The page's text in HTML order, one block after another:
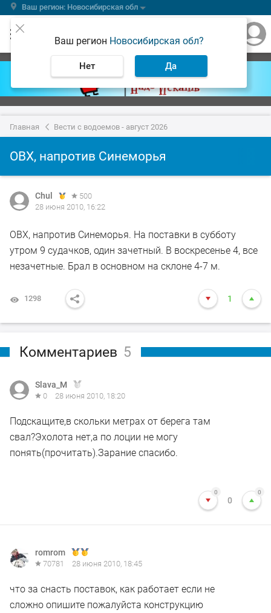
Ваш регион: Новосибирская обл
Ваш регион Новосибирская обл?
Нет Да
Главная Вести с водоемов - август 2026
ОВХ, напротив Синеморья
Chul
500
28 июня 2010, 16:22
ОВХ, напротив Синеморья. На поставки в субботу
утром 9 судачков, один зачетный. В воскресенье 4, все
незачетные. Брал в основном на склоне 4-7 м.
1298 1
Комментариев 5
Slava_M
0 28 июня 2010, 18:20
Подскащите,в скольки метрах от берега там
свал?Эхолота нет,а по лоции не могу
понять(прочитать).Зарание спасибо.
0
0
0
romrom
70781 28 июня 2010, 18:45
что за снасть поставок, как работает если не
сложно опишите пожалуйста конструкцию